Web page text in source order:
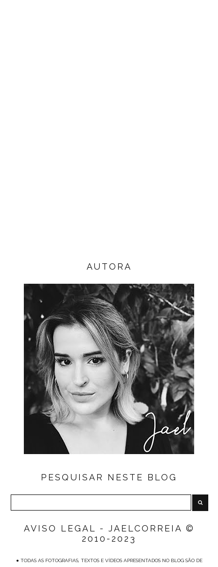
AUTORA
PESQUISAR NESTE BLOG
AVISO LEGAL - JAELCORREIA ©
2010-2023
● TODAS AS FOTOGRAFIAS, TEXTOS E VÍDEOS APRESENTADOS NO BLOG SÃO DE